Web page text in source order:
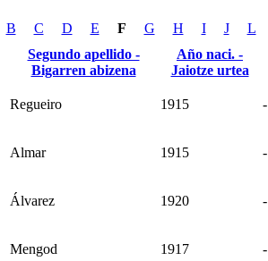
B C D E F G H I J
L
Segundo apellido -
Bigarren abizena
Año naci. -
Jaiotze urtea
Regueiro 1915 -
Almar 1915 -
Álvarez 1920 -
Mengod 1917 -